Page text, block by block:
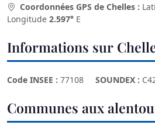
Coordonnées GPS de Chelles :
Longitude 2.597° E
Informations sur
Code INSEE : 77108 SOUNDEX :
Communes aux